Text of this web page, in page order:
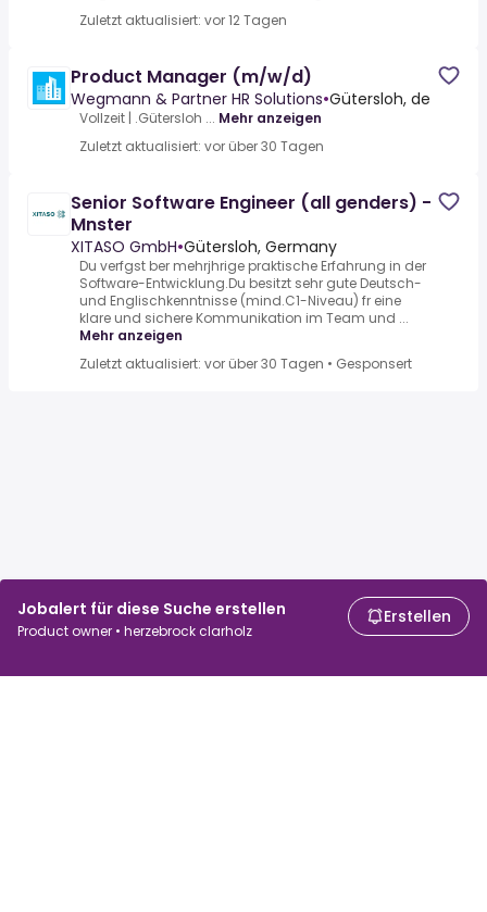
Jobalert für diese Suche erstellen
Product owner • herzebrock clarholz
Erstellen
Zuletzt aktualisiert: vor 12 Tagen
Product Manager (m/w/d)
Wegmann & Partner HR Solutions•Gütersloh, de
Vollzeit | .Gütersloh ... Mehr anzeigen
Zuletzt aktualisiert: vor über 30 Tagen
Senior Software Engineer (all genders) -
Mnster
XITASO GmbH•Gütersloh, Germany
Du verfgst ber mehrjhrige praktische Erfahrung in der
Software-Entwicklung.Du besitzt sehr gute Deutsch-
und Englischkenntnisse (mind.C1-Niveau) fr eine
klare und sichere Kommunikation im Team und ...
Mehr anzeigen
Zuletzt aktualisiert: vor über 30 Tagen • Gesponsert